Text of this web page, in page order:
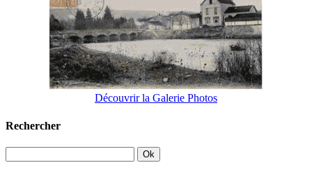
Découvrir la Galerie Photos
Rechercher